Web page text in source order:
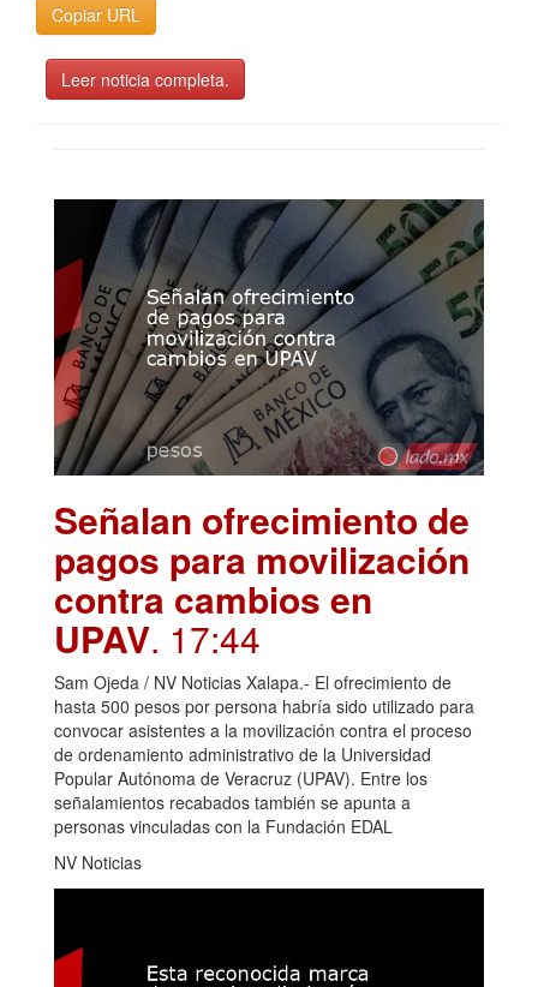
Copiar URL
Leer noticia completa.
Señalan ofrecimiento de
pagos para movilización
contra cambios en
UPAV. 17:44
Sam Ojeda / NV Noticias Xalapa.- El ofrecimiento de
hasta 500 pesos por persona habría sido utilizado para
convocar asistentes a la movilización contra el proceso
de ordenamiento administrativo de la Universidad
Popular Autónoma de Veracruz (UPAV). Entre los
señalamientos recabados también se apunta a
personas vinculadas con la Fundación EDAL
NV Noticias